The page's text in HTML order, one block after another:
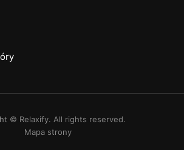
© Relaxify. All rights reserved.
Mapa strony